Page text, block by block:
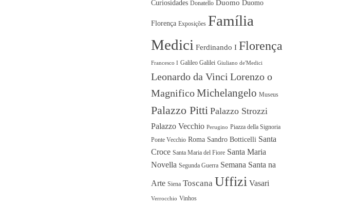
Curiosidades Donatello Duomo Duomo
Florença Exposições Família
Medici Ferdinando I Florença
Francesco I Galileo Galilei Giuliano de'Medici
Leonardo da Vinci Lorenzo o
Magnifico Michelangelo Museus
Palazzo Pitti Palazzo Strozzi
Palazzo Vecchio Perugino Piazza della Signoria
Ponte Vecchio Roma Sandro Botticelli Santa
Croce Santa Maria del Fiore Santa Maria
Novella Segunda Guerra Semana Santa na
Arte Siena Toscana Uffizi Vasari
Verrocchio Vinhos